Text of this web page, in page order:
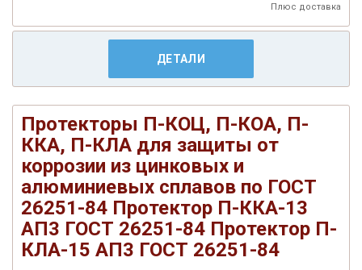
Плюс доставка
ДЕТАЛИ
Протекторы П-КОЦ, П-КОА, П-
ККА, П-КЛА для защиты от
коррозии из цинковых и
алюминиевых сплавов по ГОСТ
26251-84 Протектор П-ККА-13
АП3 ГОСТ 26251-84 Протектор П-
КЛА-15 АП3 ГОСТ 26251-84